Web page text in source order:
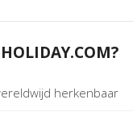
herkenbaar